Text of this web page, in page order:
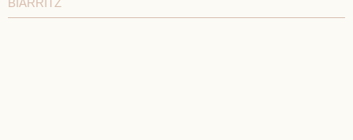
BIARRITZ